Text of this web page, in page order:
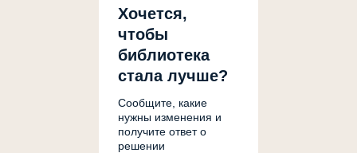
Хочется,
чтобы
библиотека
стала лучше?
Сообщите, какие
нужны изменения и
получите ответ о
решении